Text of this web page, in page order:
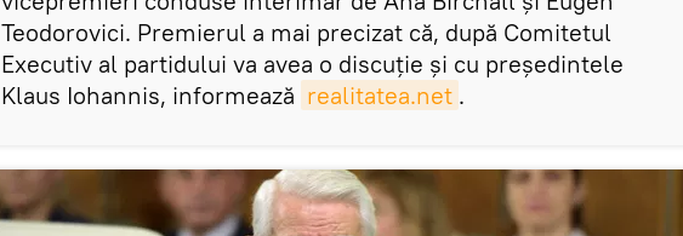
Teodorovici. Premierul a mai precizat că, după Comitetul
Executiv al partidului va avea o discuție și cu președintele
Klaus Iohannis, informează realitatea.net .